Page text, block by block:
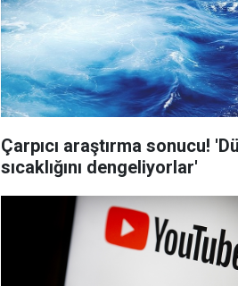
Çarpıcı araştırma sonucu!
sıcaklığını dengeliyorlar'